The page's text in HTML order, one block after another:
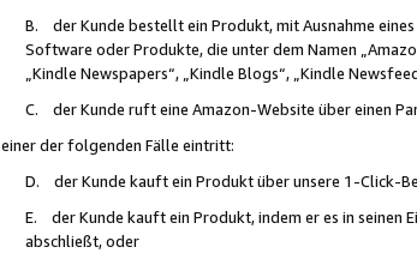
B. der Kunde bestellt ein Produkt, mit Ausnahme
Software oder Produkte, die unter dem Namen
„Kindle Newspapers“, „Kindle Blogs“, „Kindle
C. der Kunde ruft eine Amazon-Website über einen
einer der folgenden Fälle eintritt:
D. der Kunde kauft ein Produkt über unsere 1-Click-
E. der Kunde kauft ein Produkt, indem er es in seinen
abschließt, oder